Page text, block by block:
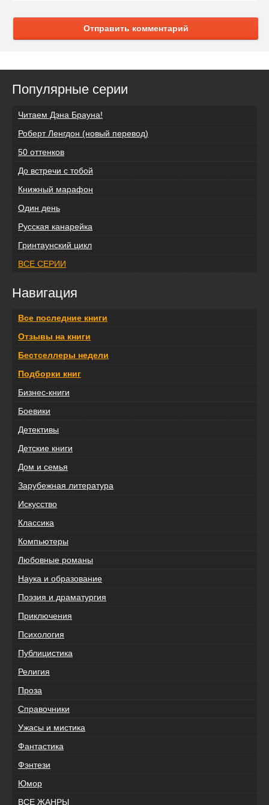
Отправить комментарий
Популярные серии
Читаем Дэна Брауна!
Роберт Ленгдон (новый перевод)
50 оттенков
До встречи с тобой
Книжный марафон
Один день
Русская канарейка
Гринтаунский цикл
ВСЕ СЕРИИ
Навигация
Все последние книги
Отзывы на книги
Бестселлеры недели
Подборки книг
Бизнес-книги
Боевики
Детективы
Детские книги
Дом и семья
Зарубежная литература
Искусство
Классика
Компьютеры
Любовные романы
Наука и образование
Поэзия и драматургия
Приключения
Психология
Публицистика
Религия
Проза
Справочники
Ужасы и мистика
Фантастика
Фэнтези
Юмор
ВСЕ ЖАНРЫ